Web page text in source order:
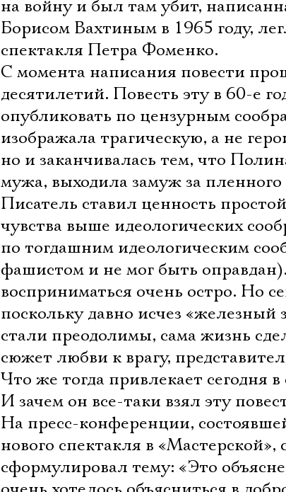
на войну и был там убит,
Борисом Вахтиным в 1965 году,
спектакля Петра Фоменко.
С момента написания повести
десятилетий. Повесть эту в 60-е
опубликовать по цензурным
изображала трагическую, а не
но и заканчивалась тем, что
мужа, выходила замуж за
Писатель ставил ценность
чувства выше идеологических
по тогдашним идеологическим
фашистом и не мог быть
восприниматься очень остро. Но
поскольку давно исчез «железный
стали преодолимы, сама жизнь
сюжет любви к врагу,
Что же тогда привлекает сегодня
И зачем он все-таки взял эту
На пресс-конференции,
нового спектакля в
сформулировал тему: «Это